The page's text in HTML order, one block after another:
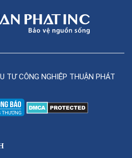
TƯ CÔNG NGHIỆP THUẬN PHÁT